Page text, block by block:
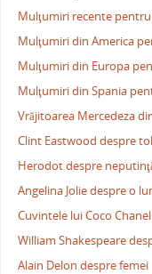
Mulţumiri recente
Mulţumiri din America
Mulţumiri din Europa
Mulţumiri din Spania
Vrăjitoarea Mercedeza
Clint Eastwood despre
Herodot despre
Angelina Jolie despre o
Cuvintele lui Coco Chanel
William Shakespeare
Alain Delon despre femei